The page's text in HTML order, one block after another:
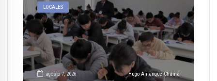
LOCALES
agosto 7, 2026 Hugo Amanque Chaiña